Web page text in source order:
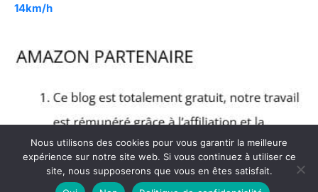
14km/h
Nous utilisons des cookies pour vous garantir la meilleure
expérience sur notre site web. Si vous continuez à utiliser ce
site, nous supposerons que vous en êtes satisfait.